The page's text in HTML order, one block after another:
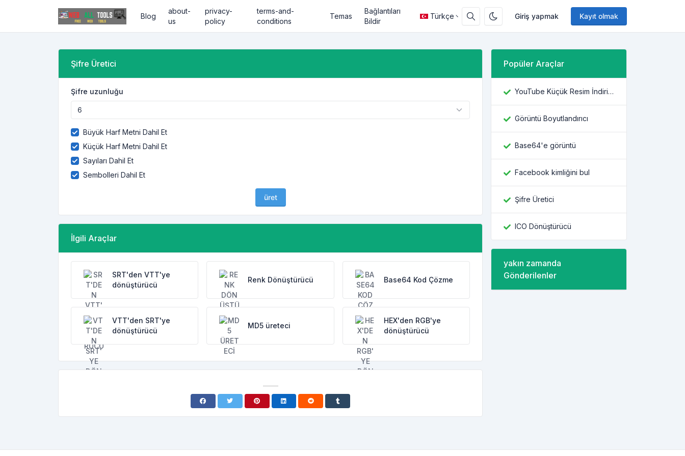
Giriş yapmak Kayıt olmak
Blog
about-
us
privacy-
policy
terms-and-
conditions
Temas
Bağlantıları
Bildir
Türkçe
Şifre Üretici
Şifre uzunluğu
Büyük Harf Metni Dahil Et
Küçük Harf Metni Dahil Et
Sayıları Dahil Et
Sembolleri Dahil Et
üret
İlgili Araçlar
SRT'den VTT'ye
dönüştürücü
Renk Dönüştürücü Base64 Kod Çözme
VTT'den SRT'ye
dönüştürücü
MD5 üreteci
HEX'den RGB'ye
dönüştürücü
Popüler Araçlar
YouTube Küçük Resim İndiricisi
Görüntü Boyutlandırıcı
Base64'e görüntü
Facebook kimliğini bul
Şifre Üretici
ICO Dönüştürücü
yakın zamanda
Gönderilenler